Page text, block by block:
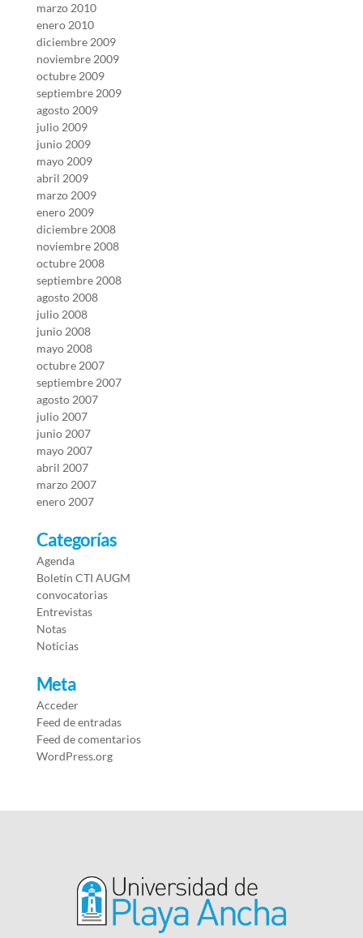
marzo 2010
enero 2010
diciembre 2009
noviembre 2009
octubre 2009
septiembre 2009
agosto 2009
julio 2009
junio 2009
mayo 2009
abril 2009
marzo 2009
enero 2009
diciembre 2008
noviembre 2008
octubre 2008
septiembre 2008
agosto 2008
julio 2008
junio 2008
mayo 2008
octubre 2007
septiembre 2007
agosto 2007
julio 2007
junio 2007
mayo 2007
abril 2007
marzo 2007
enero 2007
Categorías
Agenda
Boletín CTI AUGM
convocatorias
Entrevistas
Notas
Noticias
Meta
Acceder
Feed de entradas
Feed de comentarios
WordPress.org